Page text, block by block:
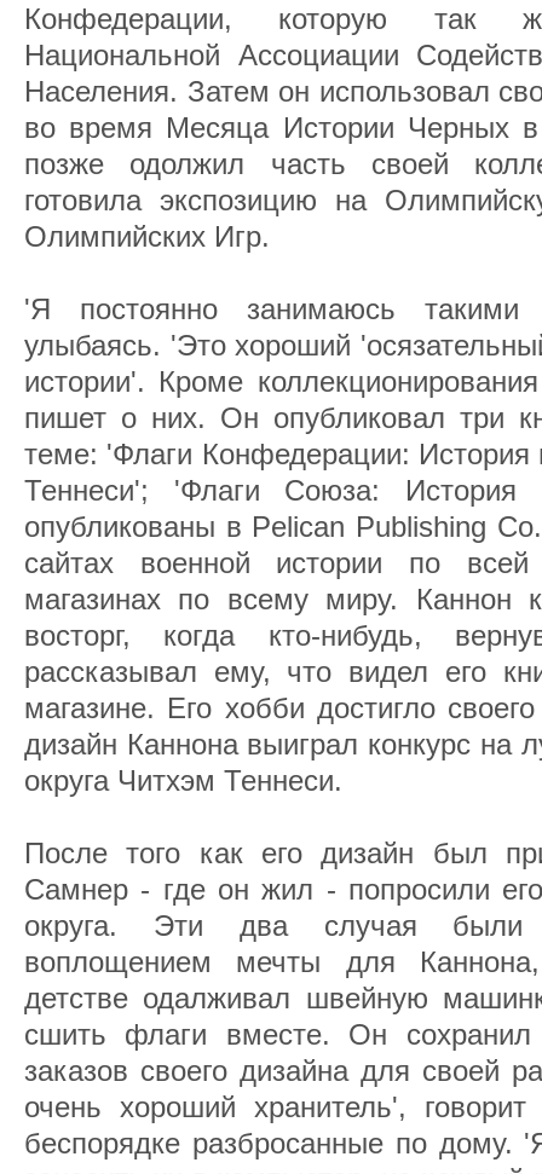
Конфедерации, которую так
Национальной Ассоциации
Населения. Затем он использовал
во время Месяца Истории Черных
позже одолжил часть своей
готовила экспозицию на
Олимпийских Игр.
'Я постоянно занимаюсь
улыбаясь. 'Это хороший
истории'. Кроме
пишет о них. Он опубликовал три
теме: 'Флаги Конфедерации:
Теннеси'; 'Флаги Союза:
опубликованы в Pelican Publishing
сайтах военной истории по
магазинах по всему миру. Каннон
восторг, когда кто-нибудь,
рассказывал ему, что видел его
магазине. Его хобби достигло
дизайн Каннона выиграл конкурс на
округа Читхэм Теннеси.
После того как его дизайн был
Самнер - где он жил - попросили
округа. Эти два случая
воплощением мечты для
детстве одалживал швейную
сшить флаги вместе. Он сохранил
заказов своего дизайна для своей
очень хороший хранитель',
беспорядке разбросанные по дому.